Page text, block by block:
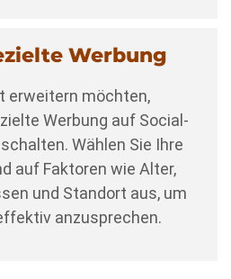
Werbung
erweitern möchten,
Werbung auf Social-
Wählen Sie Ihre
auf Faktoren wie Alter,
und Standort aus, um
anzusprechen.